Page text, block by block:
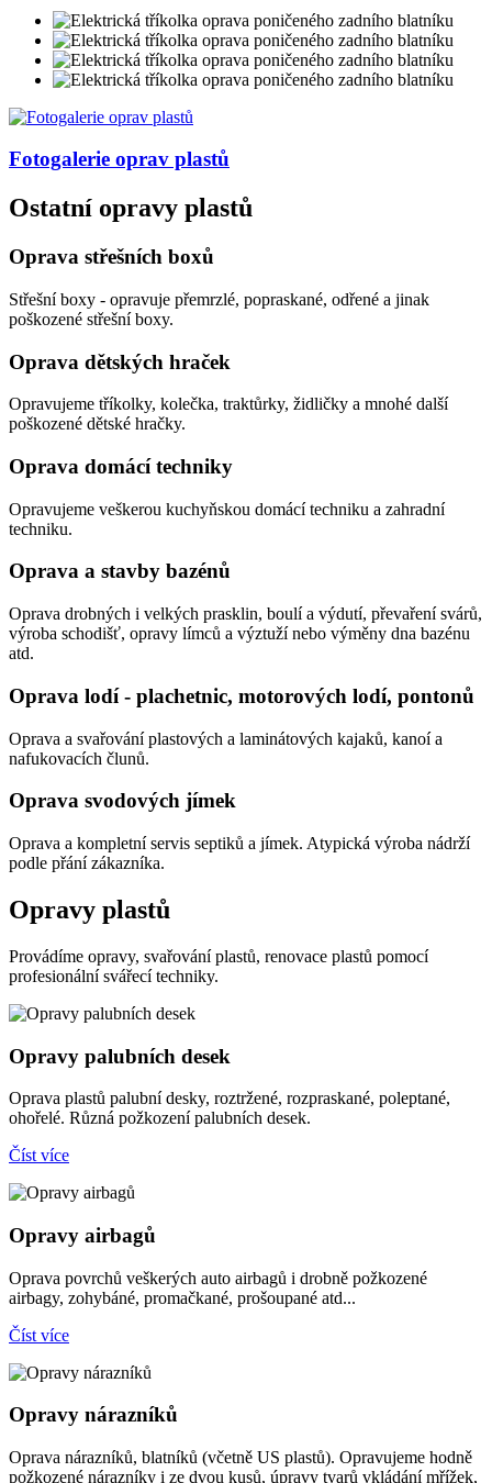
Fotogalerie oprav plastů
Ostatní opravy plastů
Oprava střešních boxů
Střešní boxy - opravuje přemrzlé, popraskané, odřené a jinak
poškozené střešní boxy.
Oprava dětských hraček
Opravujeme tříkolky, kolečka, traktůrky, židličky a mnohé další
poškozené dětské hračky.
Oprava domácí techniky
Opravujeme veškerou kuchyňskou domácí techniku a zahradní
techniku.
Oprava a stavby bazénů
Oprava drobných i velkých prasklin, boulí a výdutí, převaření svárů,
výroba schodišť, opravy límců a výztuží nebo výměny dna bazénu
atd.
Oprava lodí - plachetnic, motorových lodí, pontonů
Oprava a svařování plastových a laminátových kajaků, kanoí a
nafukovacích člunů.
Oprava svodových jímek
Oprava a kompletní servis septiků a jímek. Atypická výroba nádrží
podle přání zákazníka.
Opravy plastů
Provádíme opravy, svařování plastů, renovace plastů pomocí
profesionální svářecí techniky.
Opravy palubních desek
Oprava plastů palubní desky, roztržené, rozpraskané, poleptané,
ohořelé. Různá požkození palubních desek.
Číst více
Opravy airbagů
Oprava povrchů veškerých auto airbagů i drobně požkozené
airbagy, zohybáné, promačkané, prošoupané atd...
Číst více
Opravy nárazníků
Oprava nárazníků, blatníků (včetně US plastů). Opravujeme hodně
požkozené nárazníky i ze dvou kusů, úpravy tvarů vkládání mřížek,